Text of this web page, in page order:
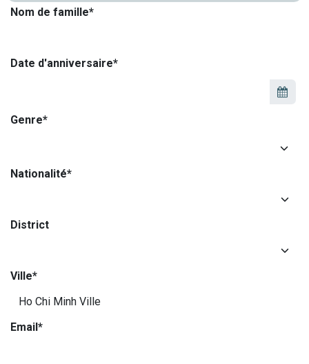
Nom de famille*
Date d'anniversaire*
Genre*
Nationalité*
District
Ville*
Email*